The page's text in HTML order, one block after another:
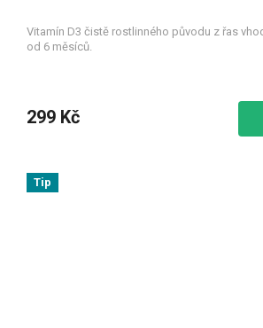
Vitamín D3 čistě rostlinného původu z řas
od 6 měsíců.
299 Kč
Tip